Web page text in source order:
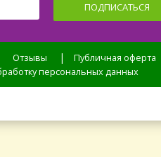
ПОДПИСАТЬСЯ
Отзывы | Публичная оферта
персональных данных